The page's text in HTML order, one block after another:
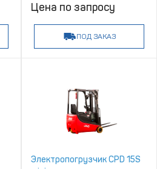
Цена по запросу
ПОД ЗАКАЗ
Электропогрузчик CPD 15S